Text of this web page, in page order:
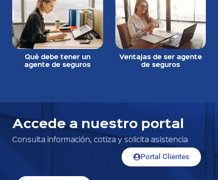
Qué debe tener un
agente de seguros
Ventajas de ser agente
de seguros
Accede a nuestro portal
Consulta información, cotiza y solicita asistencia
Portal Clientes